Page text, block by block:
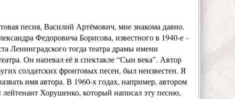
песня, Василий Артёмович, мне знакома давно.
Федоровича Борисова, известного в 1940-е -
Ленинградского тогда театра драмы имени
Он напевал её в спектакле “Сын века”. Автор
солдатских фронтовых песен, был неизвестен. Я
имя автора. В 1960-х годах, например, автором
лейтенант Хорушенко, который написал эту песню,